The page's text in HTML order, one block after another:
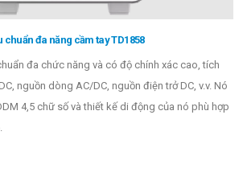
đa năng cầm tay TD1858
đa chức năng và có độ chính xác cao, tích
nguồn dòng AC/DC, nguồn điện trở DC, v.v. Nó
4,5 chữ số và thiết kế di động của nó phù hợp